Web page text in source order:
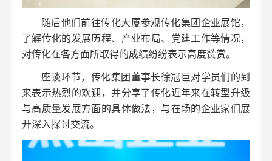
随后他们前往传化大厦参观传化集团企业展馆，
了解传化的发展历程、产业布局、党建工作等情况，
对传化在各方面所取得的成绩纷纷表示高度赞赏。
座谈环节，传化集团董事长徐冠巨对学员们的到
来表示热烈的欢迎，并分享了传化近年来在转型升级
与高质量发展方面的具体做法，与在场的企业家们展
开深入探讨交流。